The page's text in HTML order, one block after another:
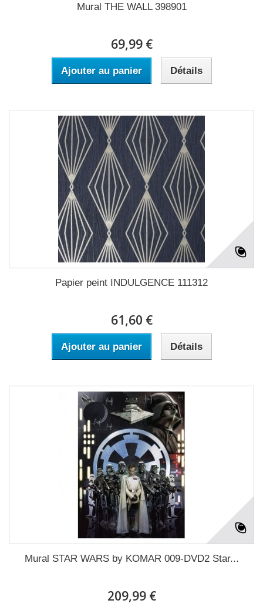
Mural THE WALL 398901
69,99 €
Ajouter au panier Détails
Papier peint INDULGENCE 111312
61,60 €
Ajouter au panier Détails
Mural STAR WARS by KOMAR 009-DVD2 Star...
209,99 €